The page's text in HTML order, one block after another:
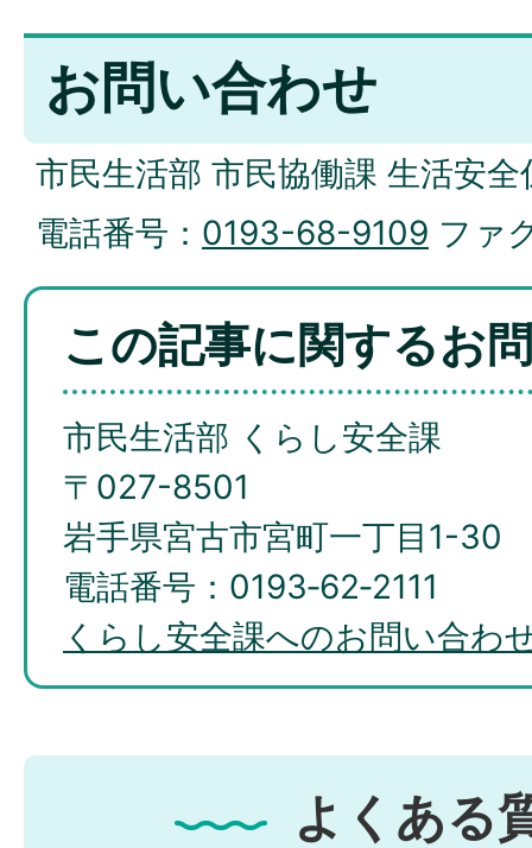
お問い合わせ
市民生活部 市民協働課 生活安全
電話番号： 0193-68-9109 ファ
この記事に関するお
市民生活部 くらし安全課
〒027-8501
岩手県宮古市宮町一丁目1-30
電話番号：0193‐62‐2111
くらし安全課へのお問い合わ
よくある